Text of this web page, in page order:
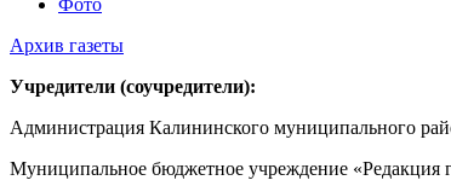
Фото
Архив газеты
Учредители (соучредители):
Администрация Калининского муниципального
Муниципальное бюджетное учреждение «Редакция